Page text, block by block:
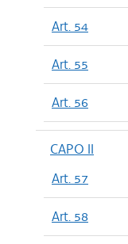
Art. 54
Art. 55
Art. 56
CAPO II
Art. 57
Art. 58